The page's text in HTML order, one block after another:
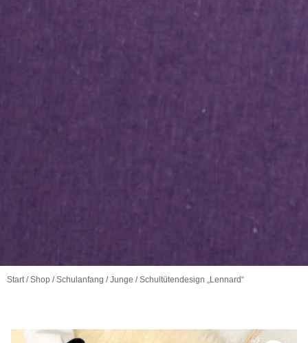
Start/Shop /Schulanfang /Junge / Schultütendesign „Lennard“